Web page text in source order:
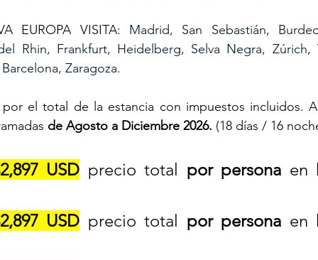
EUROPA VISITA: Madrid, San Sebastián,
Rhin, Frankfurt, Heidelberg, Selva Negra, Zúrich,
Zaragoza.
el total de la estancia con impuestos incluidos.
de Agosto a Diciembre 2026. (18 días / 16
USD precio total por persona en
USD precio total por persona en